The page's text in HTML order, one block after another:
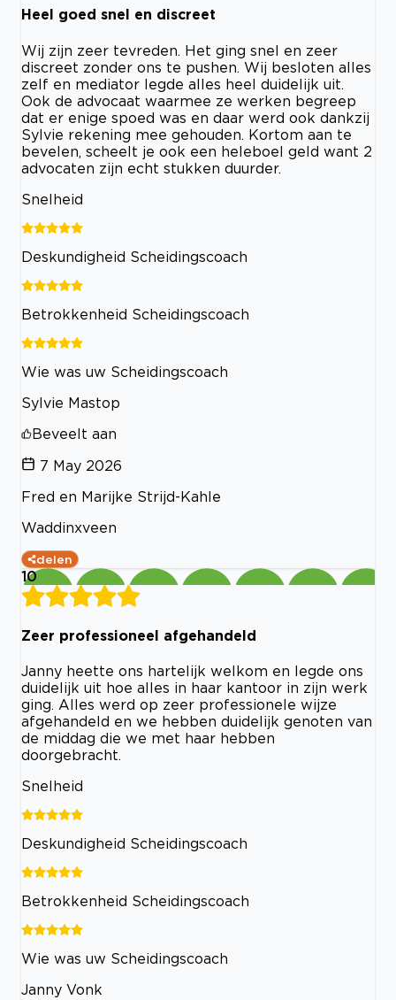
Heel goed snel en discreet
Wij zijn zeer tevreden. Het ging snel en zeer
discreet zonder ons te pushen. Wij besloten alles
zelf en mediator legde alles heel duidelijk uit.
Ook de advocaat waarmee ze werken begreep
dat er enige spoed was en daar werd ook dankzij
Sylvie rekening mee gehouden. Kortom aan te
bevelen, scheelt je ook een heleboel geld want 2
advocaten zijn echt stukken duurder.
Snelheid
Deskundigheid Scheidingscoach
Betrokkenheid Scheidingscoach
Wie was uw Scheidingscoach
Sylvie Mastop
Beveelt aan
7 May 2026
Fred en Marijke Strijd-Kahle
Waddinxveen
delen
10
Zeer professioneel afgehandeld
Janny heette ons hartelijk welkom en legde ons
duidelijk uit hoe alles in haar kantoor in zijn werk
ging. Alles werd op zeer professionele wijze
afgehandeld en we hebben duidelijk genoten van
de middag die we met haar hebben
doorgebracht.
Snelheid
Deskundigheid Scheidingscoach
Betrokkenheid Scheidingscoach
Wie was uw Scheidingscoach
Janny Vonk